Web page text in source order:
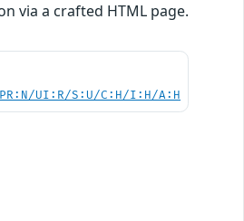
via a crafted HTML page.
UI:R/S:U/C:H/I:H/A:H